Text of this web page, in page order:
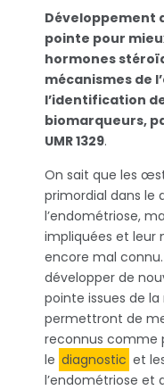
Développement
pointe pour
hormones
mécanismes de
l’identification
biomarqueurs,
UMR 1329.
On sait que les
primordial dans le
l’endométriose,
impliquées et leur
encore mal
développer de
pointe issues de
permettront de
reconnus comme
le diagnostic et
l’endométriose et